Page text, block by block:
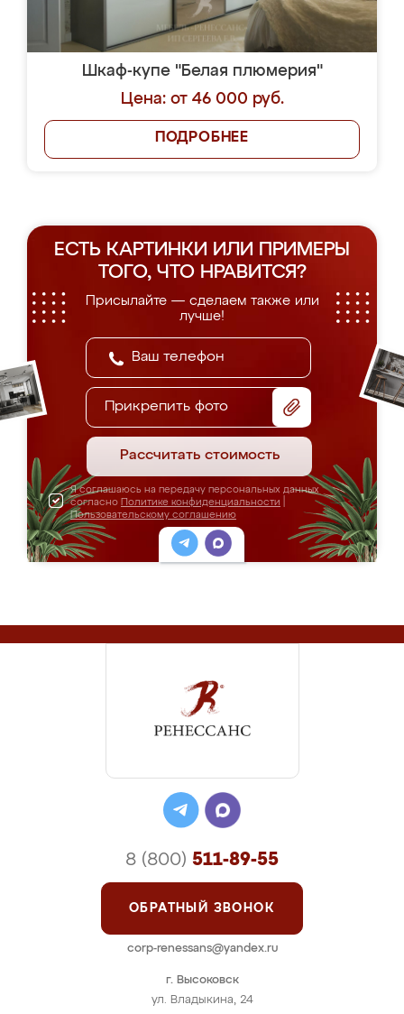
Шкаф-купе "Белая плюмерия"
Цена: от 46 000 руб.
ПОДРОБНЕЕ
ЕСТЬ КАРТИНКИ ИЛИ ПРИМЕРЫ
ТОГО, ЧТО НРАВИТСЯ?
Присылайте — сделаем также или
лучше!
Прикрепить фото
Рассчитать стоимость
Я соглашаюсь на передачу персональных данных
согласно Политике конфиденциальности
Пользовательскому соглашению
г. Высоковск
ул. Владыкина, 24
8 (800) 511-89-55
ОБРАТНЫЙ ЗВОНОК
corp-renessans@yandex.ru